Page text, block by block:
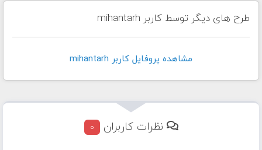
طرح های دیگر توسط کاربر mihantarh
مشاهده پروفايل کاربر mihantarh
نظرات کاربران 0